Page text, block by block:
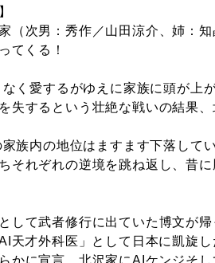
（次男：秀作／山田涼介、姉：
てくる！
く愛するがゆえに家族に頭が上
失するという壮絶な戦いの結果
族内の地位はますます下落して
それぞれの逆境を跳ね返し、昔
して武者修行に出ていた博文が
天才外科医」として日本に凱旋
かに宣言、北沢家にAIケンジそ